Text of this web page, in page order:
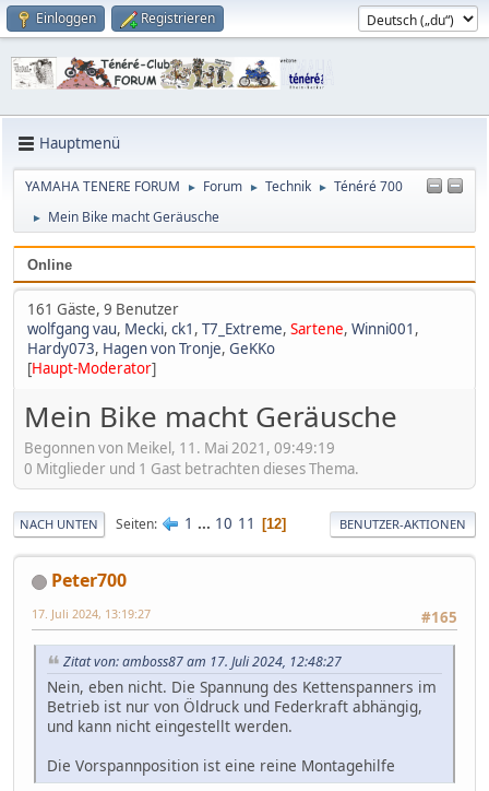
Einloggen Registrieren
Hauptmenü
YAMAHA TENERE FORUM ► Forum ► Technik ► Ténéré 700
► Mein Bike macht Geräusche
Online
161 Gäste, 9 Benutzer
wolfgang vau, Mecki, ck1 , T7_Extreme, Sartene, Winni001 ,
Hardy073, Hagen von Tronje, GeKKo
[Haupt-Moderator]
Mein Bike macht Geräusche
Begonnen von Meikel, 11. Mai 2021, 09:49:19
0 Mitglieder und 1 Gast betrachten dieses Thema.
NACH UNTEN Seiten 1 ... 10 11 12 BENUTZER-AKTIONEN
Peter700
#165
17. Juli 2024, 13:19:27
Zitat von: amboss87 am 17. Juli 2024, 12:48:27
Nein, eben nicht. Die Spannung des Kettenspanners im
Betrieb ist nur von Öldruck und Federkraft abhängig,
und kann nicht eingestellt werden.
Die Vorspannposition ist eine reine Montagehilfe